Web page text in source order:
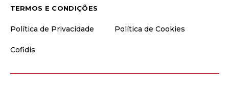
TERMOS E CONDIÇÕES
Política de Privacidade Política de Cookies
Cofidis